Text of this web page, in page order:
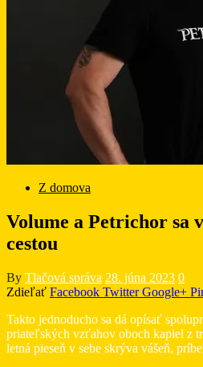
Z domova
Volume a Petrichor sa
cestou
By Tlačová správa 28. júna 2023 0
Zdieľať Facebook Twitter Google+
Takto jednoducho sa dá opísať
priateľských vzťahov oboch kapiel z
letná pieseň v sebe skrýva vášeň,